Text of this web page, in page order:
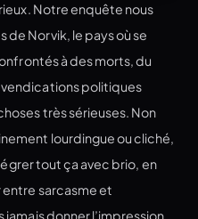
Notre enquête nous
de Norvik, le pays où se
à des morts, du
politiques
très sérieuses. Non
lourdingue ou cliché,
tout ça avec brio, en
sarcasme et
jamais donner l’impression